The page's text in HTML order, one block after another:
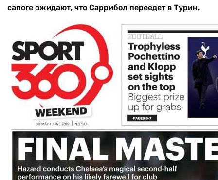
сапоге ожидают, что Саррибол переедет в Турин.